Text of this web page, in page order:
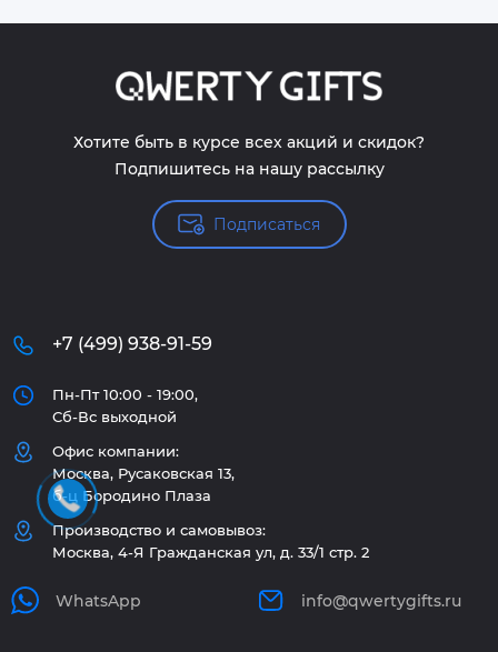
Хотите быть в курсе всех акций и скидок?
Подпишитесь на нашу рассылку
Подписаться
+7 (499) 938-91-59
Пн-Пт 10:00 - 19:00,
Сб-Вс выходной
Офис компании:
Москва, Русаковская 13,
б-ц Бородино Плаза
Производство и самовывоз:
Москва, 4-Я Гражданская ул, д. 33/1 стр. 2
WhatsApp info@qwertygifts.ru